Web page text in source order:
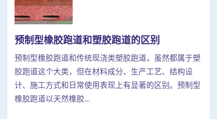
预制型橡胶跑道和塑胶跑道的区别
预制型橡胶跑道和传统现浇类塑胶跑道，虽然都属于塑
胶跑道这个大类，但在材料成分、生产工艺、结构设
计、施工方式和日常使用表现上有显著的区别。预制型
橡胶跑道以天然橡胶...